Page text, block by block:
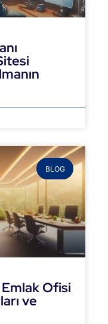
BLOG
Emlak Ofisi
ve